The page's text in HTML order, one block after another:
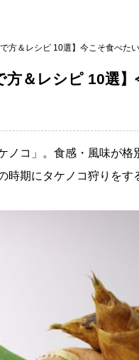
方＆レシピ 10選】今こそ食べた
方＆レシピ 10選
ノコ」。食感・風味が格
時期にタケノコ狩りをす